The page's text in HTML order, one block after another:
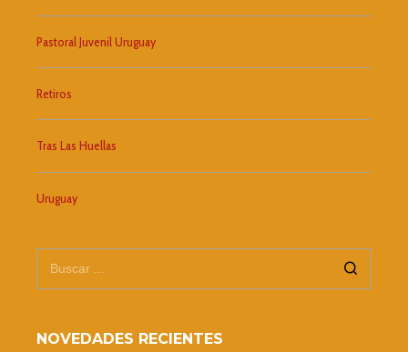
Pastoral Juvenil Uruguay
Retiros
Tras Las Huellas
Uruguay
NOVEDADES RECIENTES